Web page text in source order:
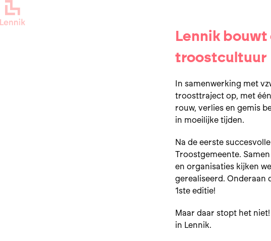
Lennik bouwt
troostcultuur
In samenwerking met
troosttraject op, met
rouw, verlies en gemis
in moeilijke tijden.
Na de eerste
Troostgemeente.
en organisaties kijken
gerealiseerd. Onderaan
1ste editie!
Maar daar stopt het
in Lennik.